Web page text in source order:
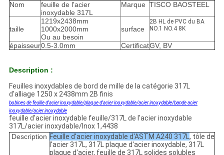
Nom
feuille de l'acier
inoxydable 317L
Marque TISCO BAOSTEEL
taille
1219x2438mm
1000x2000mm
Ou au besoin
surface
2B HL de PVC du BA
NO.1 NO.4 8K
épaisseur0.5-3.0mm CertificatGV, BV
Description :
Feuilles inoxydables de bord de mille de la catégorie 317L
d'alliage 1250 x 2438mm 2B finis
bobines de feuille d'acier inoxydable/plaque d'acier inoxydable/acier inoxydable/bande acier
inoxydable/acier inoxydable
feuille d'acier inoxydable feuille/317L de l'acier inoxydable
317L/acier inoxydable/Inox 1,4438
Description Feuille d'acier inoxydable d'ASTM A240 317L, tôle de
l'acier 317L, 317L plaque d'acier inoxydable, 317L
plaque d'acier, feuille de 317L solides solubles